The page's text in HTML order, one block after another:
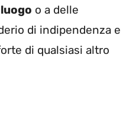
luogo o a delle
di indipendenza e
di qualsiasi altro